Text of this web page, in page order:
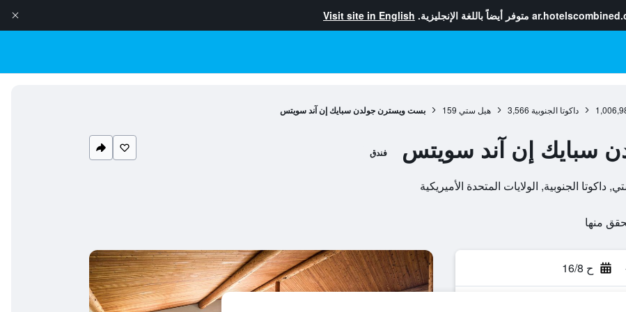
متوفر أيضاً باللغة الإنجليزية. Visit site in English
داكوتا الجنوبية 3,566 هيل ستي 159 بست ويسترن جولدن سبايك إن آند سويتس
سبايك إن آند سويتس فندق
ح 16/8